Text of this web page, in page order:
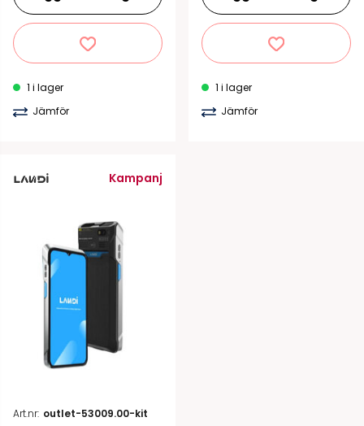
1 i lager
Jämför
1 i lager
Jämför
Kampanj
Art.nr: outlet-53009.00-kit